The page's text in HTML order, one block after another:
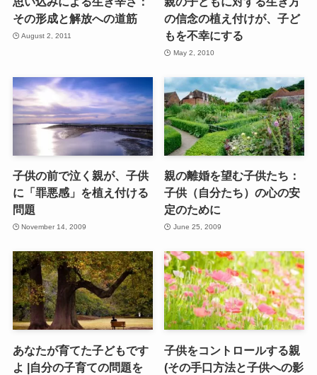
その形成と解放への道筋
August 2, 2011
の信念の植え付けが、子ど
もを不幸にする
May 2, 2010
子供の前で泣く親が、子供
に「罪悪感」を植え付ける
問題
November 14, 2009
親の離婚を望む子供たち：
子供（自分たち）の心の安
定のために
June 25, 2009
あなたが育てた子どもです
よ |自分の子育ての問題を
子供をコントロールする親
(その手口方法と子供への影